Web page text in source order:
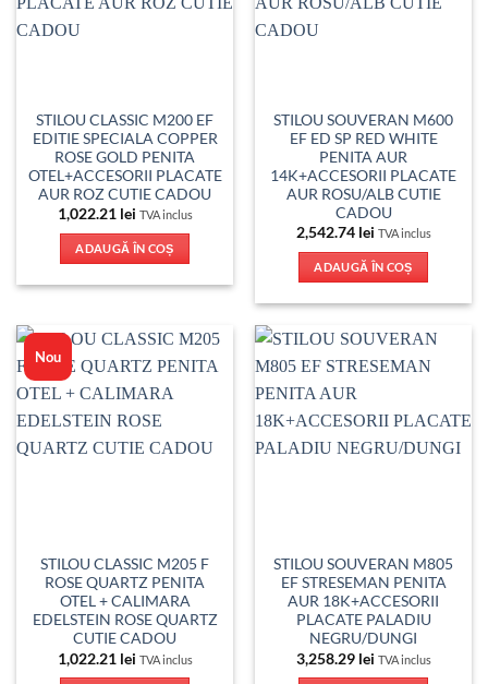
STILOU CLASSIC M200 EF
EDITIE SPECIALA COPPER
ROSE GOLD PENITA
OTEL+ACCESORII PLACATE
AUR ROZ CUTIE CADOU
1,022.21 lei TVA inclus
ADAUGĂ ÎN COȘ
STILOU SOUVERAN M600
EF ED SP RED WHITE
PENITA AUR
14K+ACCESORII PLACATE
AUR ROSU/ALB CUTIE
CADOU
2,542.74 lei TVA inclus
ADAUGĂ ÎN COȘ
Nou
STILOU CLASSIC M205 F
ROSE QUARTZ PENITA
OTEL + CALIMARA
EDELSTEIN ROSE QUARTZ
CUTIE CADOU
1,022.21 lei TVA inclus
STILOU SOUVERAN M805
EF STRESEMAN PENITA
AUR 18K+ACCESORII
PLACATE PALADIU
NEGRU/DUNGI
3,258.29 lei TVA inclus